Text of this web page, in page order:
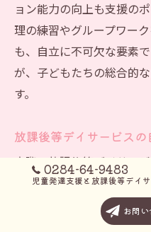
ョン能力の向上も支援の
理の練習やグループワー
も、自立に不可欠な要素
が、子どもたちの総合的
す。
放課後等デイサービス
実際の放課後等デイサー
た自立支援プログラムが
習支援に特化したプログ
反復学習や、生活スキル
0284-64-9483
児童発達支援と放課後等デイ
お問